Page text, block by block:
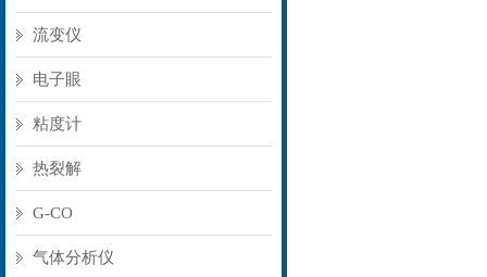
流变仪
电子眼
粘度计
热裂解
G-CO
气体分析仪